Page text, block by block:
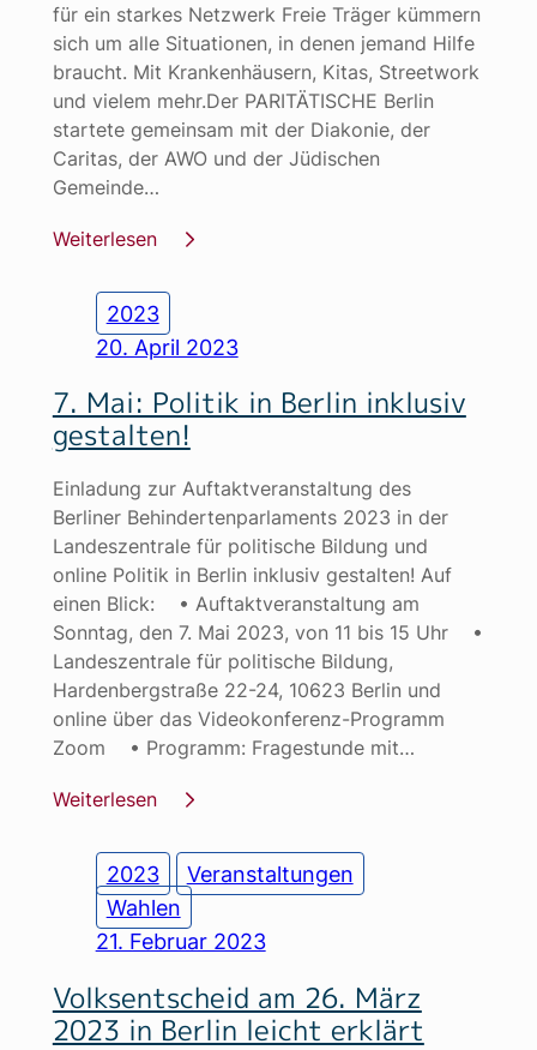
für ein starkes Netzwerk Freie Träger kümmern
sich um alle Situationen, in denen jemand Hilfe
braucht. Mit Krankenhäusern, Kitas, Streetwork
und vielem mehr.Der PARITÄTISCHE Berlin
startete gemeinsam mit der Diakonie, der
Caritas, der AWO und der Jüdischen
Gemeinde…
Weiterlesen
2023
20. April 2023
7. Mai: Politik in Berlin inklusiv
gestalten!
Einladung zur Auftaktveranstaltung des
Berliner Behindertenparlaments 2023 in der
Landeszentrale für politische Bildung und
online Politik in Berlin inklusiv gestalten! Auf
einen Blick: • Auftaktveranstaltung am
Sonntag, den 7. Mai 2023, von 11 bis 15 Uhr •
Landeszentrale für politische Bildung,
Hardenbergstraße 22-24, 10623 Berlin und
online über das Videokonferenz-Programm
Zoom • Programm: Fragestunde mit…
Weiterlesen
2023
Veranstaltungen
Wahlen
21. Februar 2023
Volksentscheid am 26. März
2023 in Berlin leicht erklärt